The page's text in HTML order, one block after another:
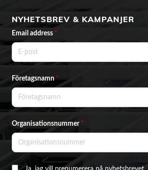
NYHETSBREV & KAMPANJER
Email address *
Företagsnamn*
Organisationsnummer *